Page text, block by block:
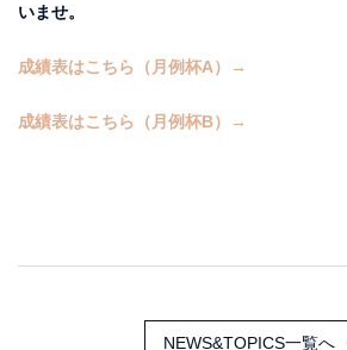
いませ。
成績表はこちら（月例杯A）→
成績表はこちら（月例杯B）→
NEWS&TOPICS一覧へ